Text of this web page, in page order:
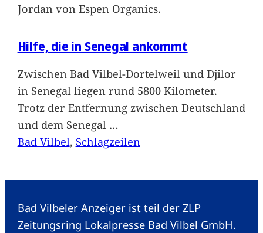
Jordan von Espen Organics.
Hilfe, die in Senegal ankommt
Zwischen Bad Vilbel-Dortelweil und Djilor
in Senegal liegen rund 5800 Kilometer.
Trotz der Entfernung zwischen Deutschland
und dem Senegal …
Bad Vilbel, Schlagzeilen
Bad Vilbeler Anzeiger ist teil der ZLP
Zeitungsring Lokalpresse Bad Vilbel GmbH.